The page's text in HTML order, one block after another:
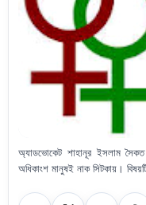
অ্যাডভোকেট শাহানূর ইসলাম সৈকত সমকামিতার কথা শুনলেই কেন জানি আমাদের সমাজের